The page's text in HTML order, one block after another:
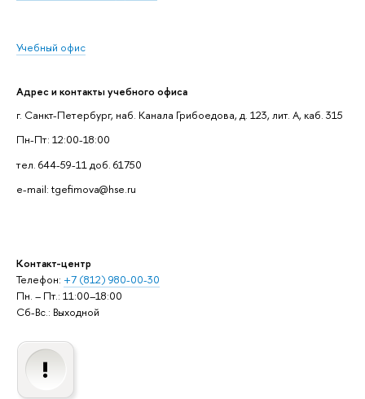
Учебный офис
Адрес и контакты учебного офиса
г. Санкт-Петербург, наб. Канала Грибоедова, д. 123, лит. А, каб. 315
Пн-Пт: 12:00-18:00
тел. 644-59-11 доб. 61750
e-mail: tgefimova@hse.ru
Контакт-центр
Телефон: +7 (812) 980-00-30
Пн. – Пт.: 11:00–18:00
Сб-Вс.: Выходной